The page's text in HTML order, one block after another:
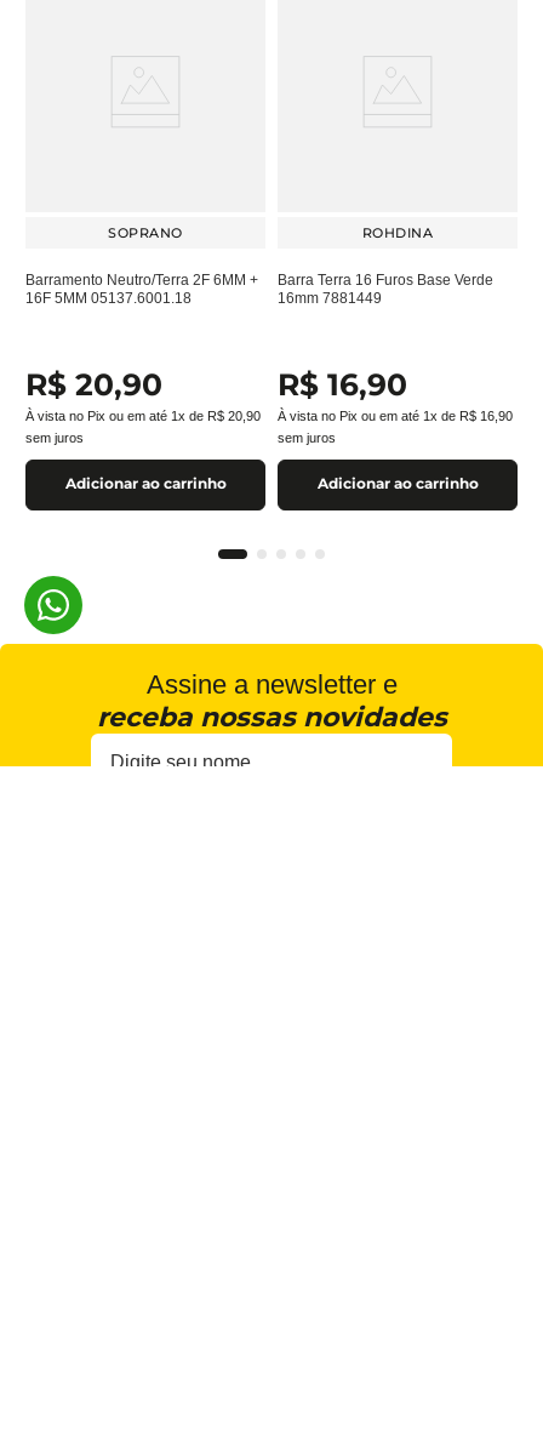
SOPRANO
Barramento Neutro/Terra 2F 6MM +
16F 5MM 05137.6001.18
R$ 20,90
À vista no Pix ou em até 1x de R$ 20 90
sem juros
Adicionar ao carrinho
ROHDINA
Barra Terra 16 Furos Base Verde
16mm 7881449
R$ 16,90
À vista no Pix ou em até 1x de R$ 16 90
sem juros
Adicionar ao carrinho
Assine a newsletter e
receba nossas novidades